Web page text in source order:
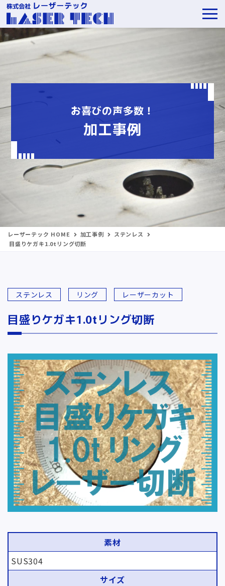
お喜びの声多数！
加工事例
レーザーテック HOME 加工事例
ステンレス
目盛りケガキ1.0tリング切断
ステンレス リング レーザーカット
目盛りケガキ1.0tリング切断
素材
SUS304
サイズ